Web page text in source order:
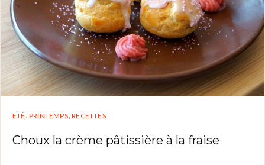
ETÉ ,PRINTEMPS,RECETTES
Choux la crème pâtissière à la fraise